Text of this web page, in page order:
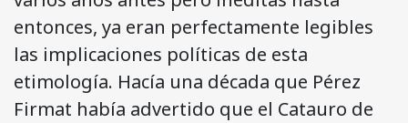
entonces, ya eran perfectamente legibles
las implicaciones políticas de esta
etimología. Hacía una década que Pérez
Firmat había advertido que el Catauro de